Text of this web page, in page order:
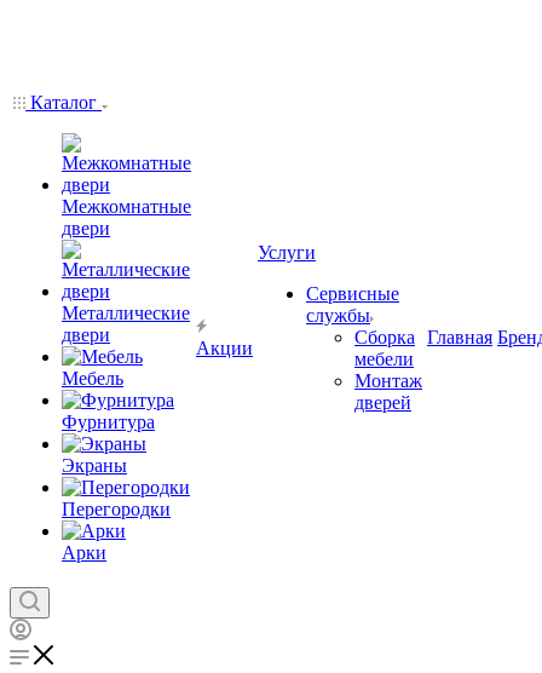
Каталог
Межкомнатные
двери
Металлические
двери
Мебель
Фурнитура
Экраны
Перегородки
Арки
Акции
Услуги
Сервисные
службы
Сборка
мебели
Монтаж
дверей
Главная